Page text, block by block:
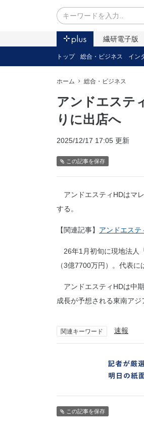
繊研電子版
トップ 総合・ビジネス イン
ホーム 総合・ビジネス
アンドエステ
りに出店へ
2025/12/17 17:05 更新
この記事を保存
アンドエスティHDはマ
する。
【関連記事】 アンドエス
26年1月初旬に現地法人
（3億7700万円）。代表に
アンドエスティHDは中
成長が予想される東南ア
関連キーワード 速報
この記事を保存